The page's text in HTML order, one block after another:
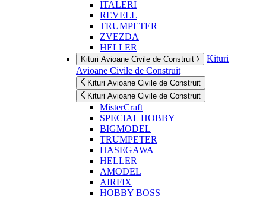
ITALERI
REVELL
TRUMPETER
ZVEZDA
HELLER
Kituri Avioane Civile de Construit
Kituri
Avioane Civile de Construit
Kituri Avioane Civile de Construit
Kituri Avioane Civile de Construit
MisterCraft
SPECIAL HOBBY
BIGMODEL
TRUMPETER
HASEGAWA
HELLER
AMODEL
AIRFIX
HOBBY BOSS